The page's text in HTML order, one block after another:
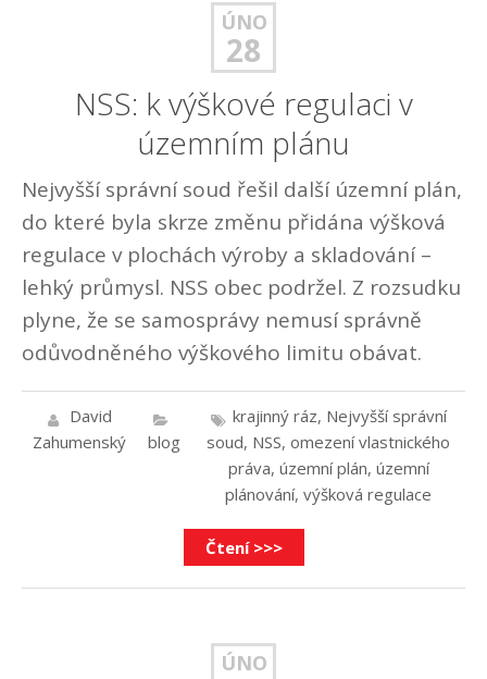
ÚNO
28
NSS: k výškové regulaci v
územním plánu
Nejvyšší správní soud řešil další územní plán,
do které byla skrze změnu přidána výšková
regulace v plochách výroby a skladování –
lehký průmysl. NSS obec podržel. Z rozsudku
plyne, že se samosprávy nemusí správně
odůvodněného výškového limitu obávat.
David
Zahumenský
blog
krajinný ráz, Nejvyšší správní
soud, NSS, omezení vlastnického
práva, územní plán, územní
plánování, výšková regulace
Čtení >>>
ÚNO